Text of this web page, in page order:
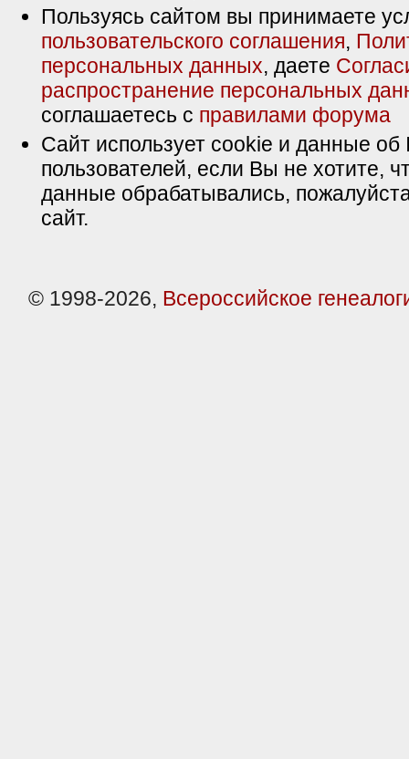
Пользуясь сайтом вы принимаете
пользовательского соглашения,
персональных данных, даете
распространение персональных
соглашаетесь с правилами форума
Сайт использует cookie и данные об
пользователей, если Вы не хотите,
данные обрабатывались,
сайт.
© 1998-2026, Всероссийское